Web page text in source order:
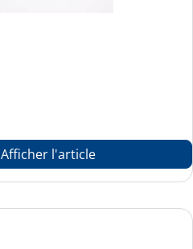
Afficher l'article